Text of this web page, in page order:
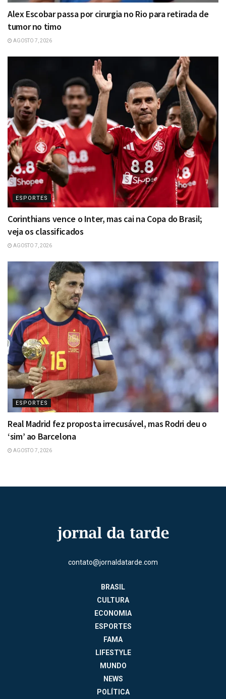
Alex Escobar passa por cirurgia no Rio para retirada de
tumor no timo
AGOSTO 7, 2026
ESPORTES
Corinthians vence o Inter, mas cai na Copa do Brasil;
veja os classificados
AGOSTO 7, 2026
ESPORTES
Real Madrid fez proposta irrecusável, mas Rodri deu o
‘sim’ ao Barcelona
AGOSTO 7, 2026
contato@jornaldatarde.com
BRASIL
CULTURA
ECONOMIA
ESPORTES
FAMA
LIFESTYLE
MUNDO
NEWS
POLÍTICA